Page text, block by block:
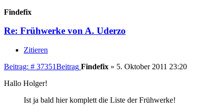
Findefix
Re: Frühwerke von A. Uderzo
Zitieren
Beitrag: # 37351Beitrag Findefix » 5. Oktober 2011 23:20
Hallo Holger!
Ist ja bald hier komplett die Liste der Frühwerke!